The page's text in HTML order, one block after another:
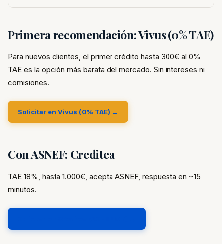
Primera recomendación: Vivus (0% TAE)
Para nuevos clientes, el primer crédito hasta 300€ al 0%
TAE es la opción más barata del mercado. Sin intereses ni
comisiones.
Solicitar en Vivus (0% TAE) →
Con ASNEF: Creditea
TAE 18%, hasta 1.000€, acepta ASNEF, respuesta en ~15
minutos.